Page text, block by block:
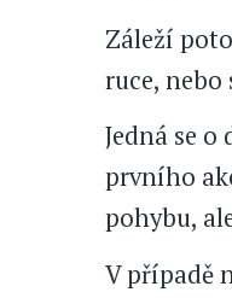
Záleží
ruce, nebo
Jedná se
prvního
pohybu,
V případě